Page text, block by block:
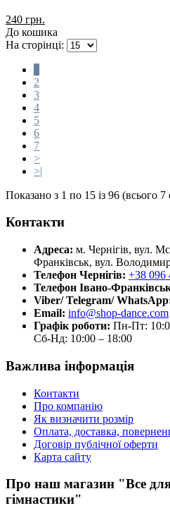
240 грн.
До кошика
На сторінці:
2
3
4
5
6
7
>
>|
Показано з 1 по 15 із 96 (всього 7
Контакти
Адреса: м. Чернігів, вул.
Франківськ, вул.
Телефон Чернігів: +38 096
Телефон Івано-
Viber/ Telegram/
Email: info@shop-dance.com
Графік роботи: Пн-Пт:
Сб-Нд: 10:00 – 18:00
Важлива інформація
Контакти
Про компанію
Як визначити розмір
Оплата, доставка,
Договір публічної оферти
Карта сайту
Про наш магазин "Все для
гімнастики"